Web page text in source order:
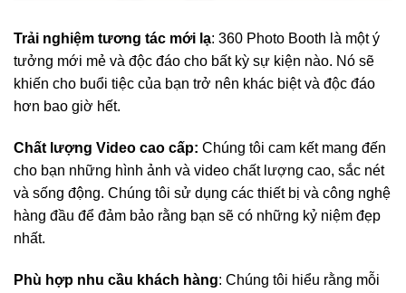
Trải nghiệm tương tác mới lạ: 360 Photo Booth là một ý
tưởng mới mẻ và độc đáo cho bất kỳ sự kiện nào. Nó sẽ
khiến cho buổi tiệc của bạn trở nên khác biệt và độc đáo
hơn bao giờ hết.
Chất lượng Video cao cấp: Chúng tôi cam kết mang đến
cho bạn những hình ảnh và video chất lượng cao, sắc nét
và sống động. Chúng tôi sử dụng các thiết bị và công nghệ
hàng đầu để đảm bảo rằng bạn sẽ có những kỷ niệm đẹp
nhất.
Phù hợp nhu cầu khách hàng: Chúng tôi hiểu rằng mỗi